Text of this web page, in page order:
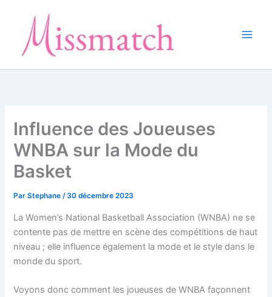
contenu
Influence des Joueuses
WNBA sur la Mode du
Basket
ParStephane/30 décembre 2023
La Women’s National Basketball Association (WNBA) ne se
contente pas de mettre en scène des compétitions de haut
niveau ; elle influence également la mode et le style dans le
monde du sport.
Voyons donc comment les joueuses de WNBA façonnent